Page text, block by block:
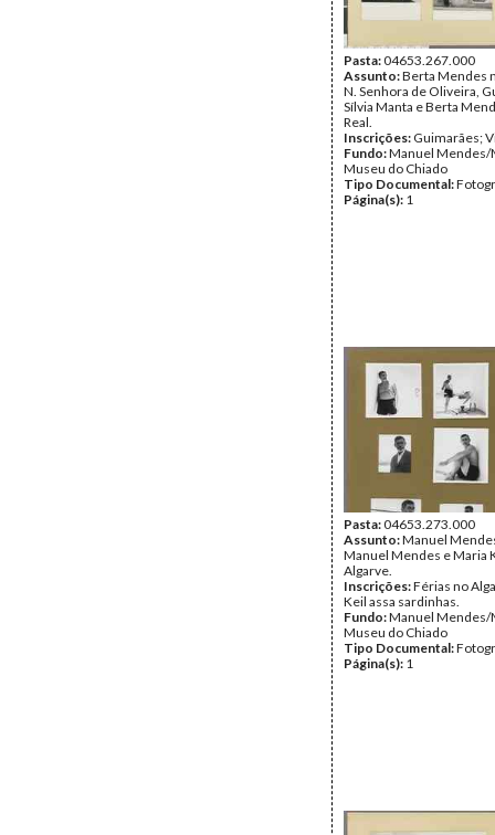
Pasta:04653.267.000
Assunto:Berta Mendes
N. Senhora de Oliveira,
Sílvia Manta e Berta
Real.
Inscrições: Guimarães;
Fundo:Manuel Mendes/
Museu do Chiado
Tipo Documental:
Página(s): 1
Pasta:04653.273.000
Assunto:Manuel
Manuel Mendes e Maria
Algarve.
Inscrições:Férias no
Keil assa sardinhas.
Fundo:Manuel Mendes/
Museu do Chiado
Tipo Documental:
Página(s): 1